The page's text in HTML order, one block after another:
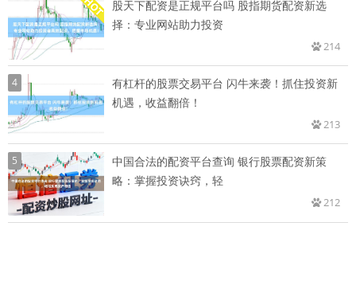
股天下配资是正规平台吗 股指期货配资新选
择：专业网站助力投资
214
4
有杠杆的股票交易平台 闪牛来袭！抓住投资新
机遇，收益翻倍！
213
5
中国合法的配资平台查询 银行股票配资新策
略：掌握投资诀窍，轻
212